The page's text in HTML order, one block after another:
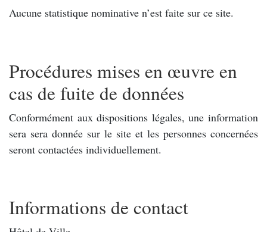
Aucune statistique nominative n’est faite sur ce site.
Procédures mises en œuvre en
cas de fuite de données
Conformément aux dispositions légales, une information
sera sera donnée sur le site et les personnes concernées
seront contactées individuellement.
Informations de contact